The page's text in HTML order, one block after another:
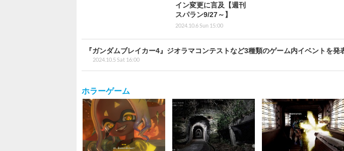
イン変更に言及【週刊
スパラン9/27～】
2024.10.6 Sun 15:00
『ガンダムブレイカー4』ジオラマコンテストなど3種類のゲーム内イベントを
2024.10.5 Sat 16:00
ホラーゲーム